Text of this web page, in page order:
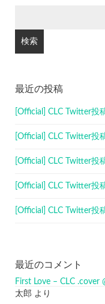
最近の投稿
[Official] CLC Twitter投
[Official] CLC Twitter投
[Official] CLC Twitter投
[Official] CLC Twitter投
[Official] CLC Twitter投
最近のコメント
First Love – CLC .cover
太郎 より